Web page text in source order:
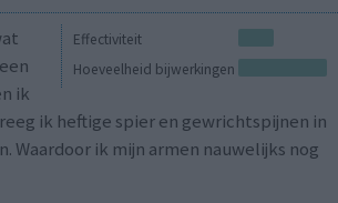
Effectiviteit
Hoeveelheid bijwerkingen
ik
ik heftige spier en gewrichtspijnen in
Waardoor ik mijn armen nauwelijks nog